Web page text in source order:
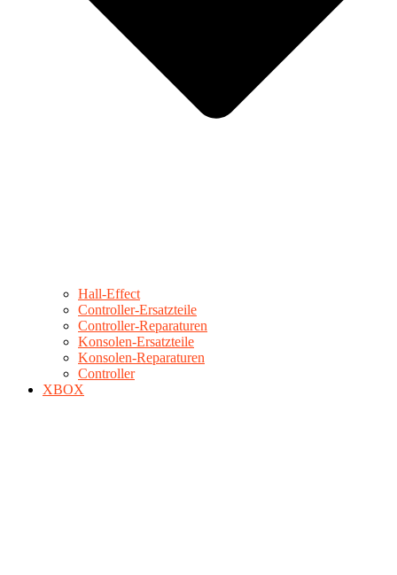
Hall-Effect
Controller-Ersatzteile
Controller-Reparaturen
Konsolen-Ersatzteile
Konsolen-Reparaturen
Controller
XBOX